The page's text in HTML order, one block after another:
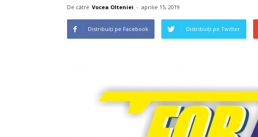
De către Vocea Olteniei - aprilie 15, 2019
Distribuiți pe Facebook Distribuiți pe Twitter